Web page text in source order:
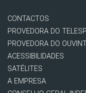
CONTACTOS
PROVEDORA DO
PROVEDORA DO
ACESSIBILIDADES
SATÉLITES
A EMPRESA